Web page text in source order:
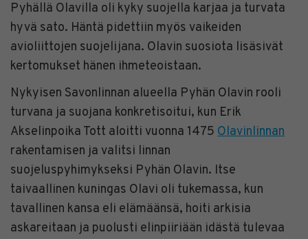
Pyhällä Olavilla oli kyky suojella karjaa ja turvata
hyvä sato. Häntä pidettiin myös vaikeiden
avioliittojen suojelijana. Olavin suosiota lisäsivät
kertomukset hänen ihmeteoistaan.
Nykyisen Savonlinnan alueella Pyhän Olavin rooli
turvana ja suojana konkretisoitui, kun Erik
Akselinpoika Tott aloitti vuonna 1475 Olavinlinnan
rakentamisen ja valitsi linnan
suojeluspyhimykseksi Pyhän Olavin. Itse
taivaallinen kuningas Olavi oli tukemassa, kun
tavallinen kansa eli elämäänsä, hoiti arkisia
askareitaan ja puolusti elinpiiriään idästä tulevaa